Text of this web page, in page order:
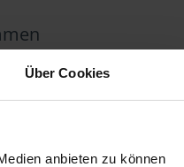
Über Cookies
anbieten zu können